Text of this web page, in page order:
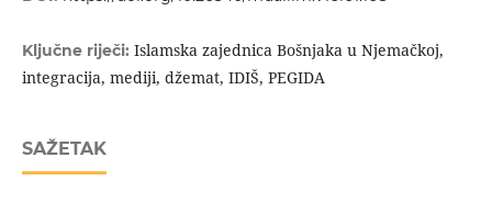
Ključne riječi: Islamska zajednica Bošnjaka u Njemačkoj,
integracija, mediji, džemat, IDIŠ, PEGIDA
SAŽETAK